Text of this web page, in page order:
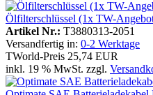
Ölfilterschlüssel (1x TW-
Artikel Nr.: T3880313-2051
Versandfertig in: 0-2 Werktage
TWorld-Preis 25,74 EUR
inkl. 19 % MwSt. zzgl.